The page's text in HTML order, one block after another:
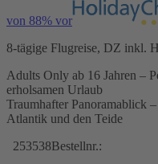
von 88% vor
8-tägige Flugreise, DZ inkl.
Adults Only ab 16 Jahren –
erholsamen Urlaub
Traumhafter Panoramablick
Atlantik und den Teide
253538Bestellnr.: